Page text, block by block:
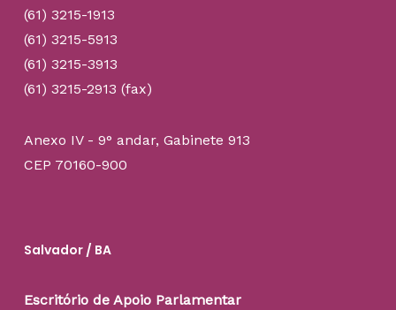
(61) 3215-1913
(61) 3215-5913
(61) 3215-3913
(61) 3215-2913 (fax)
Anexo IV - 9° andar, Gabinete 913
CEP 70160-900
Salvador / BA
Escritório de Apoio Parlamentar